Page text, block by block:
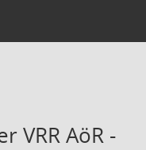
VRR AöR -